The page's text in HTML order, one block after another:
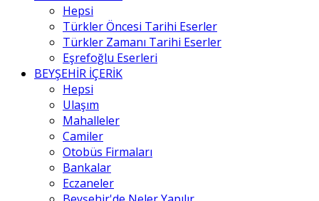
Hepsi
Türkler Öncesi Tarihi Eserler
Türkler Zamanı Tarihi Eserler
Eşrefoğlu Eserleri
BEYŞEHİR İÇERİK
Hepsi
Ulaşım
Mahalleler
Camiler
Otobüs Firmaları
Bankalar
Eczaneler